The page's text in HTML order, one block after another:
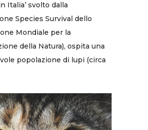
Italia’ svolto dalla
Species Survival dello
Mondiale per la
della Natura), ospita una
popolazione di lupi (circa